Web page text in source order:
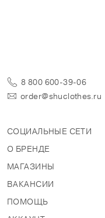
8 800 600-39-06
order@shuclothes.ru
СОЦИАЛЬНЫЕ СЕТИ
О БРЕНДЕ
МАГАЗИНЫ
ВАКАНСИИ
ПОМОЩЬ